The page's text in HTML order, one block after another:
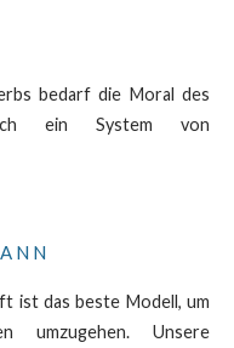
bedarf die Moral des
ein System von
ist das beste Modell, um
umzugehen. Unsere